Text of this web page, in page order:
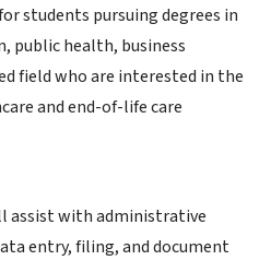
students pursuing degrees in
public health, business
field who are interested in the
and end-of-life care
assist with administrative
entry, filing, and document